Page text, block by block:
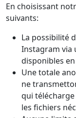
En choisissant
suivants:
La possibilité
Instagram via
disponibles
Une totale
ne
qui
les fichiers